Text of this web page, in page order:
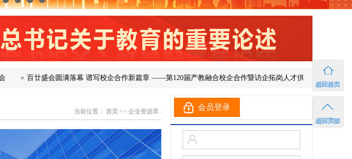
3 4 5 6
百廿盛会圆满落幕 谱写校企合作新篇章 ——第120届产教融合校企合作暨访企拓岗人才供需洽谈会在济南成功
当前位置： 首页 >> 企业资源库 会员登录